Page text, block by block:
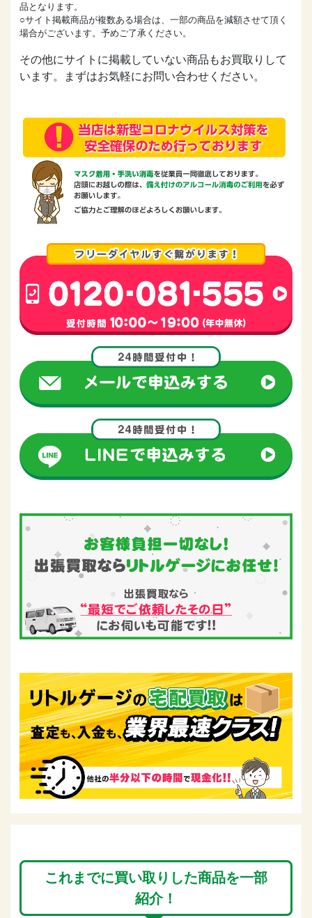
品となります。
○サイト掲載商品が複数ある場合は、一部の商品を減額させて頂く
場合がございます。予めご了承ください。
その他にサイトに掲載していない商品もお買取りして
います。まずはお気軽にお問い合わせください。
これまでに買い取りした商品を一部
紹介！